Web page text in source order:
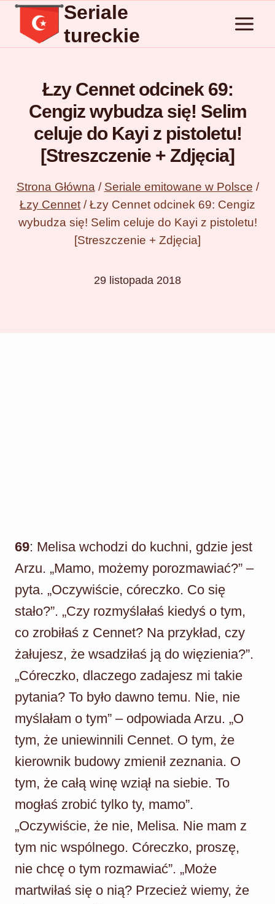
Przejdź
treści
Seriale
tureckie
Łzy Cennet odcinek 69:
Cengiz wybudza się! Selim
celuje do Kayi z pistoletu!
[Streszczenie + Zdjęcia]
Strona Główna / Seriale emitowane w Polsce /
Łzy Cennet / Łzy Cennet odcinek 69: Cengiz
wybudza się! Selim celuje do Kayi z pistoletu!
[Streszczenie + Zdjęcia]
29 listopada 2018
69: Melisa wchodzi do kuchni, gdzie jest
Arzu. „Mamo, możemy porozmawiać?” –
pyta. „Oczywiście, córeczko. Co się
stało?”. „Czy rozmyślałaś kiedyś o tym,
co zrobiłaś z Cennet? Na przykład, czy
żałujesz, że wsadziłaś ją do więzienia?”.
„Córeczko, dlaczego zadajesz mi takie
pytania? To było dawno temu. Nie, nie
myślałam o tym” – odpowiada Arzu. „O
tym, że uniewinnili Cennet. O tym, że
kierownik budowy zmienił zeznania. O
tym, że całą winę wziął na siebie. To
mogłaś zrobić tylko ty, mamo”.
„Oczywiście, że nie, Melisa. Nie mam z
tym nic wspólnego. Córeczko, proszę,
nie chcę o tym rozmawiać”. „Może
martwiłaś się o nią? Przecież wiemy, że